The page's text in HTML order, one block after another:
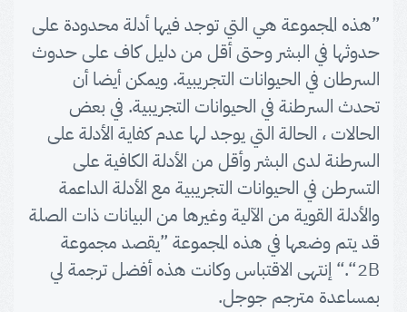
”هذه المجموعة هي التي توجد فيها أدلة محدودة على
حدوثها في البشر وحتى أقل من دليل كاف على حدوث
السرطان في الحيوانات التجريبية. ويمكن أيضا أن
تحدث السرطنة في الحيوانات التجريبية. في بعض
الحالات ، الحالة التي يوجد لها عدم كفاية الأدلة على
السرطنة لدى البشر وأقل من الأدلة الكافية على
التسرطن في الحيوانات التجريبية مع الأدلة الداعمة
والأدلة القوية من الآلية وغيرها من البيانات ذات الصلة
قد يتم وضعها في هذه المجموعة ”يقصد مجموعة
2B“.“ إنتهى الاقتباس وكانت هذه أفضل ترجمة لي
بمساعدة مترجم جوجل.